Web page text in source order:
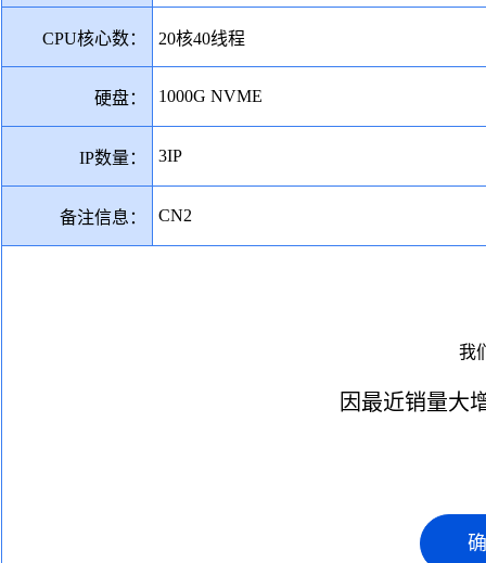
CPU核心数： 20核40线程
硬盘： 1000G NVME
IP数量： 3IP
备注信息： CN2
我
因最近销量大